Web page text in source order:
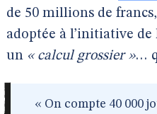
de 50 millions de
adoptée à l’initiative de
un « calcul grossier »…
« On compte 40 000